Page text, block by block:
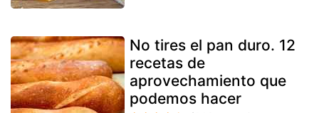
No tires el pan duro. 12
recetas de
aprovechamiento que
podemos hacer